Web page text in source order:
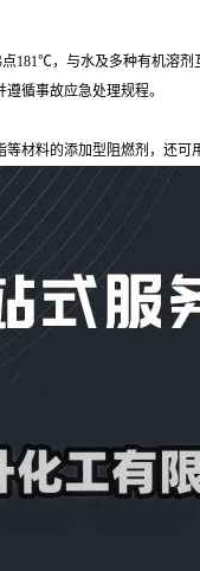
181℃，与水及多种有机溶
循事故应急处理规程。
材料的添加型阻燃剂，还